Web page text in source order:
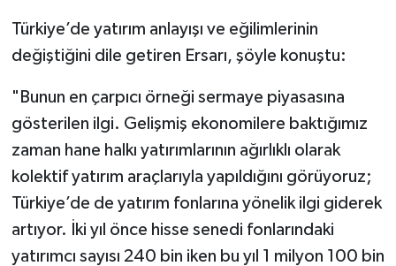
Türkiye’de yatırım anlayışı ve eğilimlerinin
değiştiğini dile getiren Ersarı, şöyle konuştu:
"Bunun en çarpıcı örneği sermaye piyasasına
gösterilen ilgi. Gelişmiş ekonomilere baktığımız
zaman hane halkı yatırımlarının ağırlıklı olarak
kolektif yatırım araçlarıyla yapıldığını görüyoruz;
Türkiye’de de yatırım fonlarına yönelik ilgi giderek
artıyor. İki yıl önce hisse senedi fonlarındaki
yatırımcı sayısı 240 bin iken bu yıl 1 milyon 100 bin